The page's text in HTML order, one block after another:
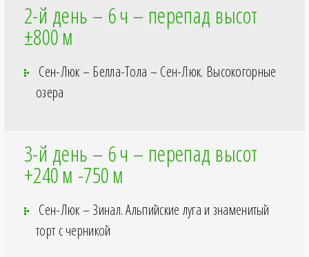
2-й день – 6ч – перепад высот
±800м
Сен-Люк – Белла-Тола – Сен-Люк. Высокогорные
озера
3-й день – 6ч – перепад высот
+240м -750м
Сен-Люк – Зинал. Альпийские луга и знаменитый
торт с черникой